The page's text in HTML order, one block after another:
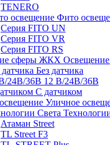
TENERO
Фито
Серия FITO UN
Серия FITO VR
Серия FITO RS
Без датчика
12 В/24В/36В
С датчиком
Уличное
Атаман Street
TL Street F3